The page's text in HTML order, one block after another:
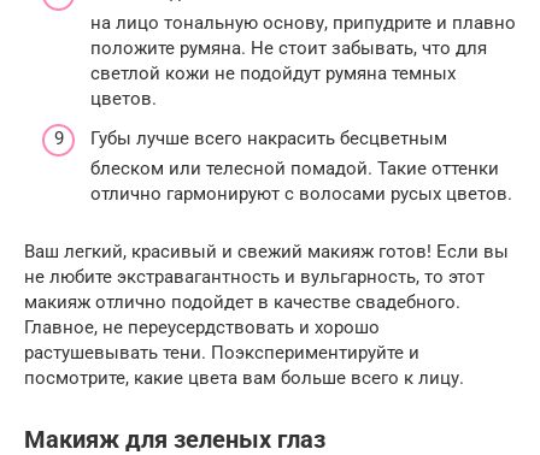
на лицо тональную основу, припудрите и плавно
положите румяна. Не стоит забывать, что для
светлой кожи не подойдут румяна темных
цветов.
Губы лучше всего накрасить бесцветным
блеском или телесной помадой. Такие оттенки
отлично гармонируют с волосами русых цветов.
Ваш легкий, красивый и свежий макияж готов! Если вы
не любите экстравагантность и вульгарность, то этот
макияж отлично подойдет в качестве свадебного.
Главное, не переусердствовать и хорошо
растушевывать тени. Поэкспериментируйте и
посмотрите, какие цвета вам больше всего к лицу.
Макияж для зеленых глаз